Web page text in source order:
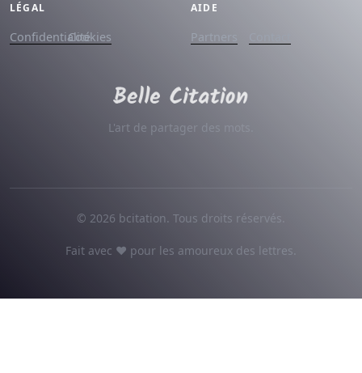
LÉGAL
ConfidentialitéCookies
AIDE
Partners
L'art de partager des mots.
© 2026 bcitation. Tous droits réservés.
Fait avec ♥ pour les amoureux des lettres.